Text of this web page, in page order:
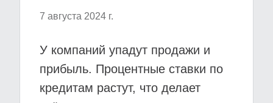
7 августа 2024 г.
У компаний упадут продажи и
прибыль. Процентные ставки по
кредитам растут, что делает